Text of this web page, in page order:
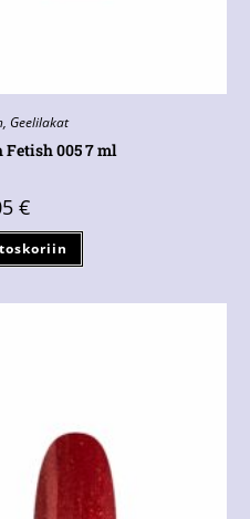
, Geelilakat
Fetish 005 7 ml
€